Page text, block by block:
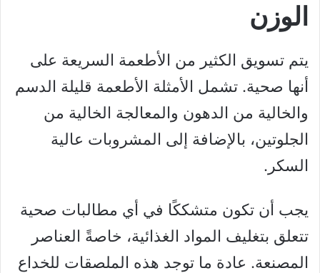
الوزن
يتم تسويق الكثير من الأطعمة السريعة على
أنها صحية. تشمل الأمثلة الأطعمة قليلة الدسم
والخالية من الدهون والمعالجة الخالية من
الجلوتين، بالإضافة إلى المشروبات عالية
السكر.
يجب أن تكون متشككًا في أي مطالبات صحية
تتعلق بتغليف المواد الغذائية، خاصةً العناصر
المصنعة. عادة ما توجد هذه الملصقات للخداع